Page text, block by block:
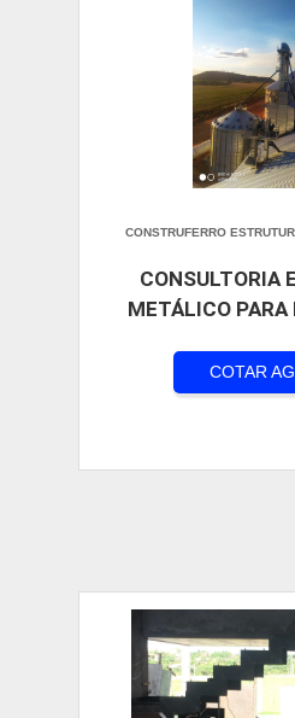
CONSTRUFERRO
CONSULTORIA
METÁLICO PARA
COTAR